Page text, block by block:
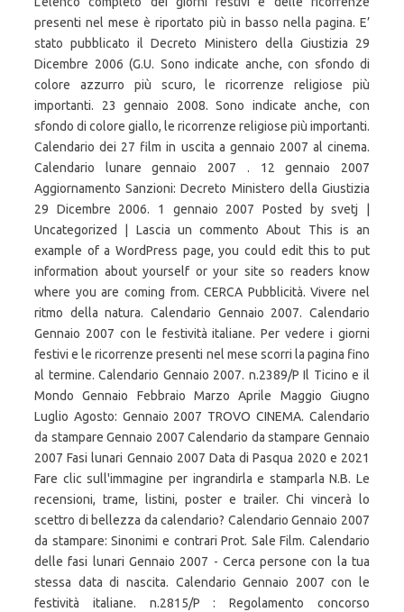
presenti nel mese è riportato più in basso nella pagina. E’
stato pubblicato il Decreto Ministero della Giustizia 29
Dicembre 2006 (G.U. Sono indicate anche, con sfondo di
colore azzurro più scuro, le ricorrenze religiose più
importanti. 23 gennaio 2008. Sono indicate anche, con
sfondo di colore giallo, le ricorrenze religiose più importanti.
Calendario dei 27 film in uscita a gennaio 2007 al cinema.
Calendario lunare gennaio 2007 . 12 gennaio 2007
Aggiornamento Sanzioni: Decreto Ministero della Giustizia
29 Dicembre 2006. 1 gennaio 2007 Posted by svetj |
Uncategorized | Lascia un commento About This is an
example of a WordPress page, you could edit this to put
information about yourself or your site so readers know
where you are coming from. CERCA Pubblicità. Vivere nel
ritmo della natura. Calendario Gennaio 2007. Calendario
Gennaio 2007 con le festività italiane. Per vedere i giorni
festivi e le ricorrenze presenti nel mese scorri la pagina fino
al termine. Calendario Gennaio 2007. n.2389/P Il Ticino e il
Mondo Gennaio Febbraio Marzo Aprile Maggio Giugno
Luglio Agosto: Gennaio 2007 TROVO CINEMA. Calendario
da stampare Gennaio 2007 Calendario da stampare Gennaio
2007 Fasi lunari Gennaio 2007 Data di Pasqua 2020 e 2021
Fare clic sull'immagine per ingrandirla e stamparla N.B. Le
recensioni, trame, listini, poster e trailer. Chi vincerà lo
scettro di bellezza da calendario? Calendario Gennaio 2007
da stampare: Sinonimi e contrari Prot. Sale Film. Calendario
delle fasi lunari Gennaio 2007 - Cerca persone con la tua
stessa data di nascita. Calendario Gennaio 2007 con le
festività italiane. n.2815/P : Regolamento concorso